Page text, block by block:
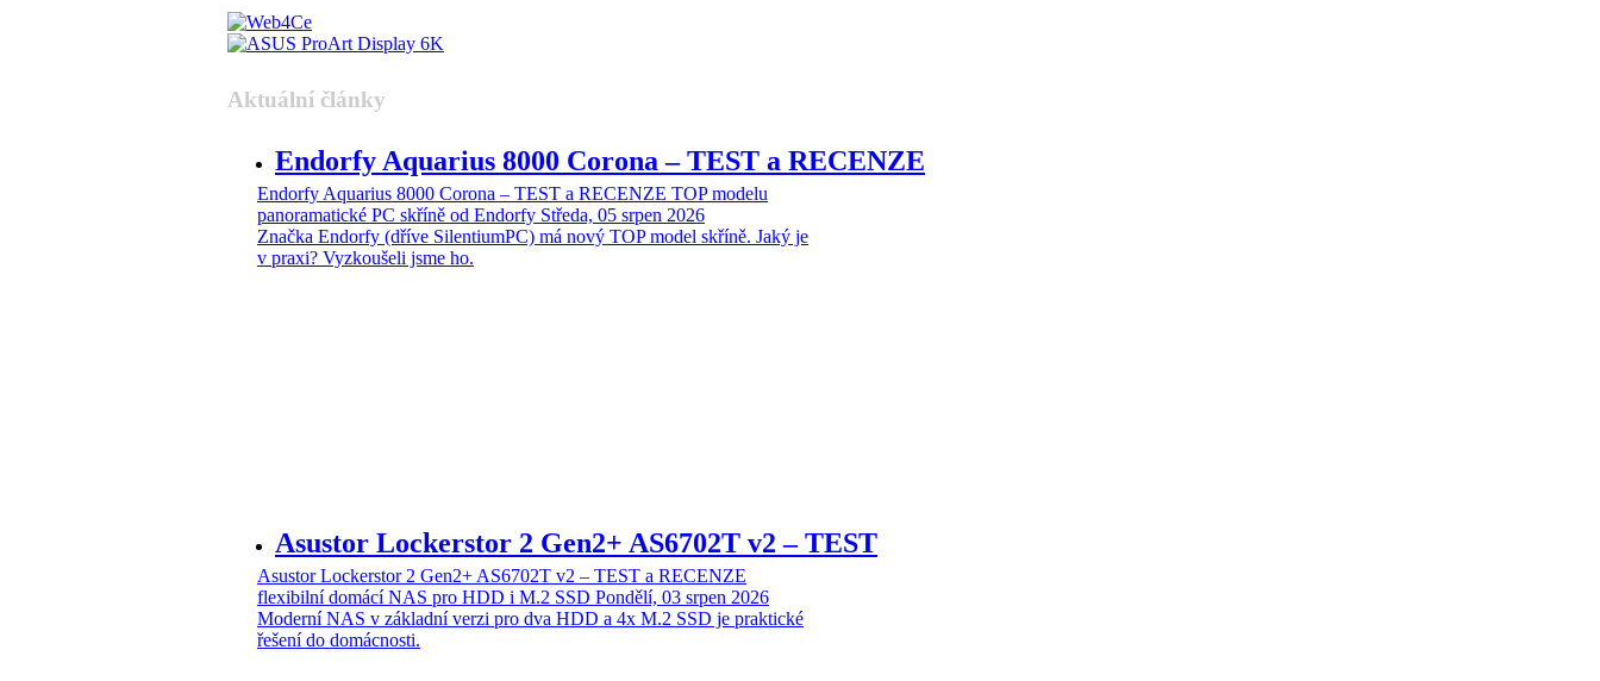
Aktuální články
Endorfy Aquarius 8000 Corona – TEST a RECENZE
Endorfy Aquarius 8000 Corona – TEST a RECENZE TOP modelu
panoramatické PC skříně od Endorfy Středa, 05 srpen 2026
Značka Endorfy (dříve SilentiumPC) má nový TOP model skříně. Jaký je
v praxi? Vyzkoušeli jsme ho.
Asustor Lockerstor 2 Gen2+ AS6702T v2 – TEST
Asustor Lockerstor 2 Gen2+ AS6702T v2 – TEST a RECENZE
flexibilní domácí NAS pro HDD i M.2 SSD Pondělí, 03 srpen 2026
Moderní NAS v základní verzi pro dva HDD a 4x M.2 SSD je praktické
řešení do domácnosti.